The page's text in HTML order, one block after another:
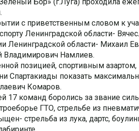
с приветственным словом к
Ленинградской области-
Ленинградской области- Михаил
Владимирович Намлиев.
позицией, спортивным
Спартакиады показать
Комаров.
17 команд боролись за звание
ГТО, стрельбе из
стрельба из лука, дартс,